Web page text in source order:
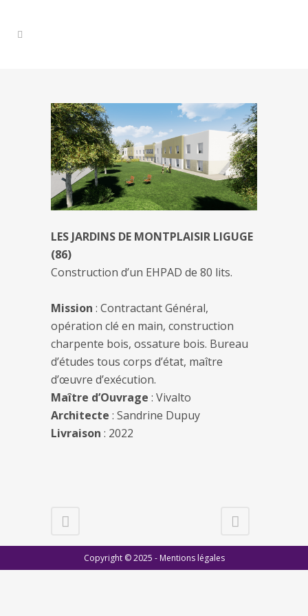
LES JARDINS DE MONTPLAISIR LIGUGE
(86)
Construction d’un EHPAD de 80 lits.
Mission : Contractant Général,
opération clé en main, construction
charpente bois, ossature bois. Bureau
d’études tous corps d’état, maître
d’œuvre d’exécution.
Maître d’Ouvrage : Vivalto
Architecte : Sandrine Dupuy
Livraison : 2022
Copyright © 2025 - Mentions légales